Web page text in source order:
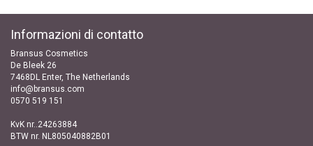
Informazioni di contatto
Bransus Cosmetics
De Bleek 26
7468DL Enter, The Netherlands
info@bransus.com
0570 519 151
KvK nr..24263884
BTW nr. NL805040882B01